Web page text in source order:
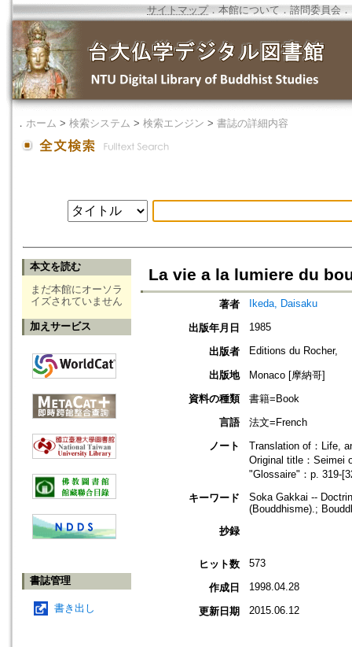
サイトマップ．本館について ． 諮問委員会 ．
． ホーム > 検索システム > 検索エンジン > 書誌の詳細内容
本文を読む
まだ本館にオーソラ
イズされていません
加えサービス
書誌管理
書き出し
La vie a la lumiere du
著者 Ikeda, Daisaku
出版年月日 1985
出版者 Editions du Rocher,
出版地
Monaco [摩納哥]
資料の種類
書籍=Book
言語
法文=French
ノート
Translation of：Life,
Original title：Seimei
"Glossaire"：p. 319-
キーワード
Soka Gakkai --
(Bouddhisme).;
抄録
ヒット数 573
作成日 1998.04.28
更新日期 2015.06.12